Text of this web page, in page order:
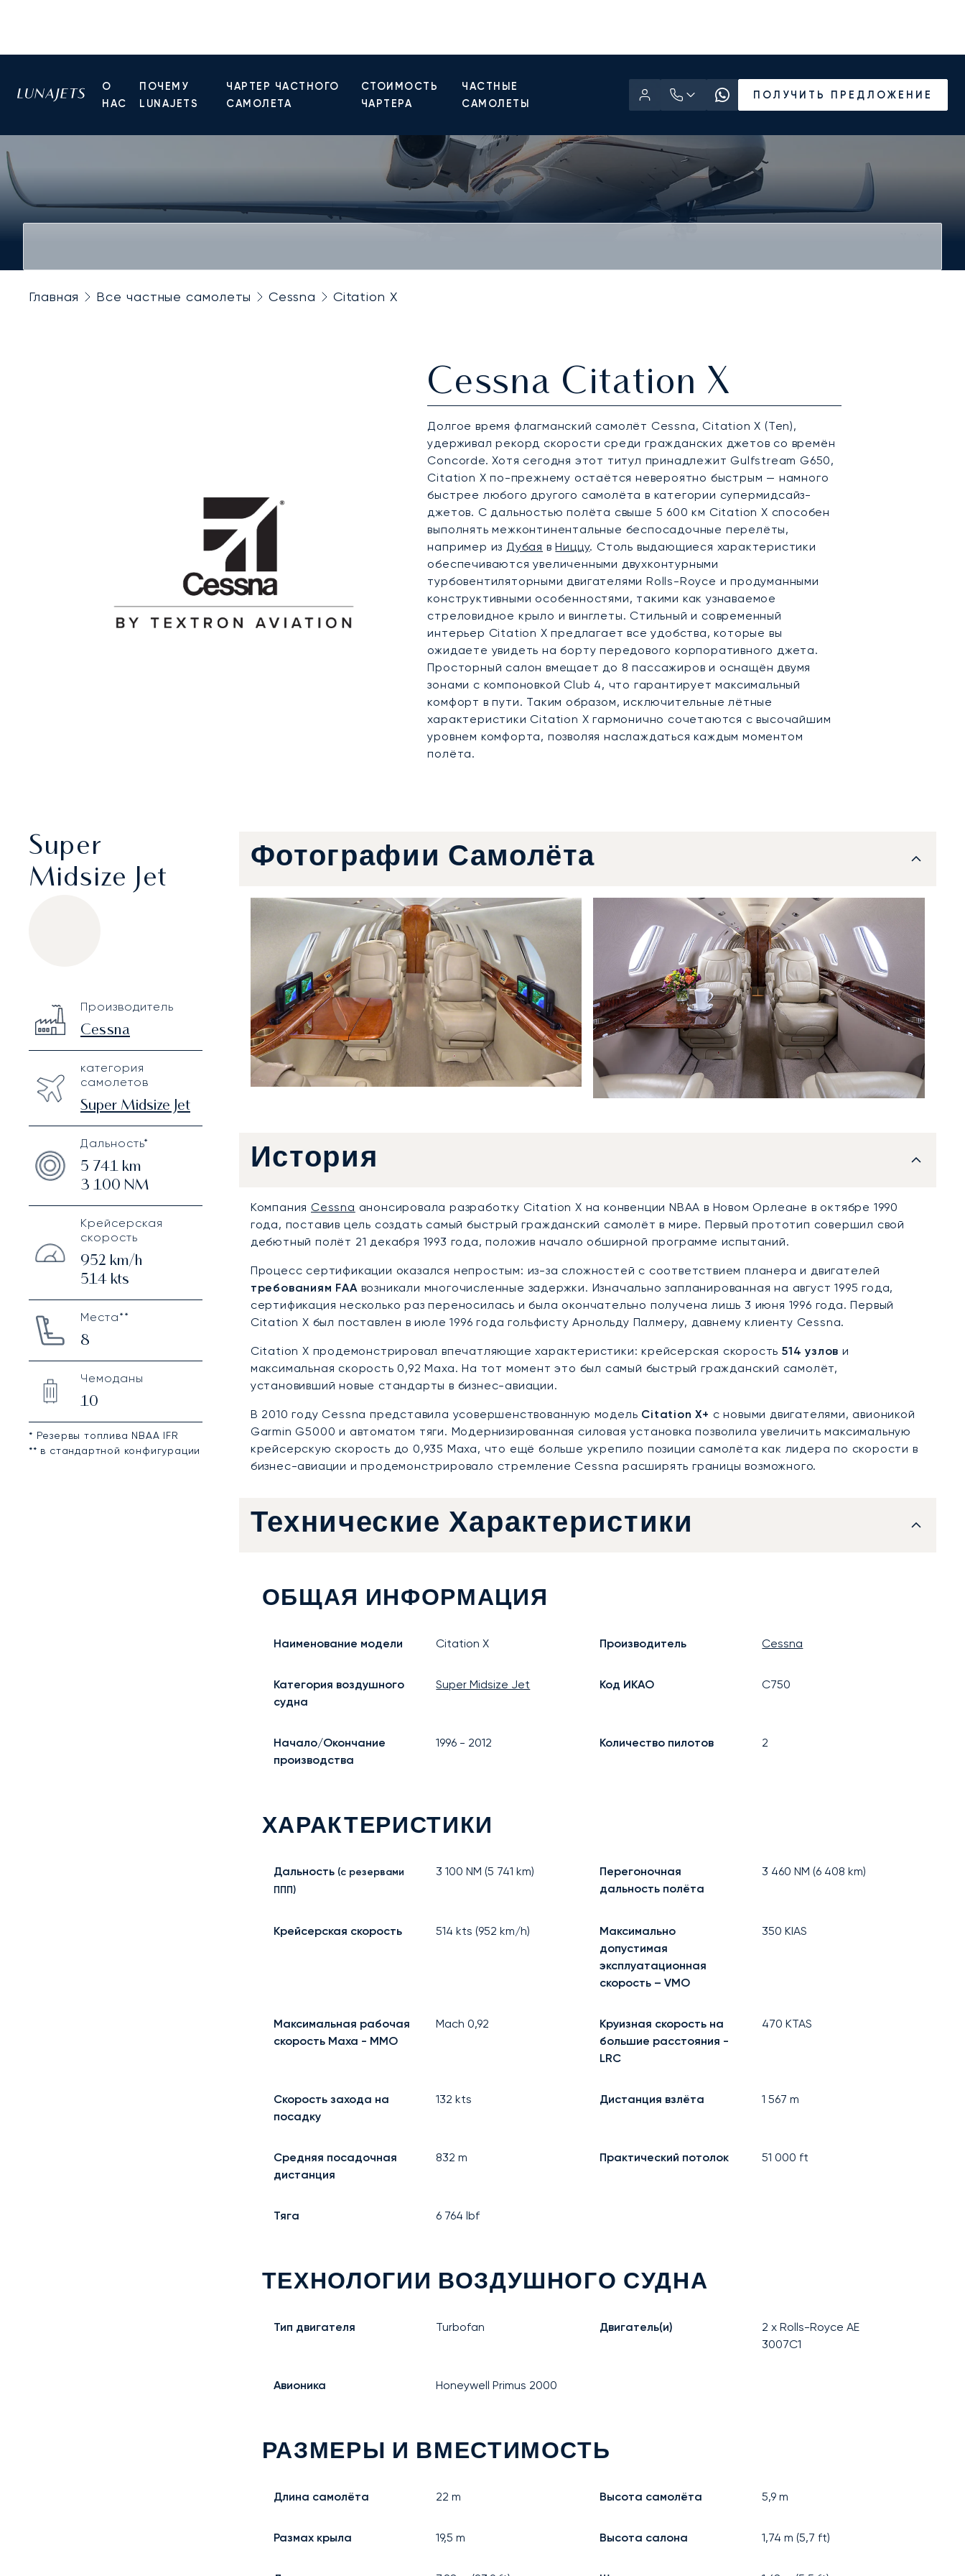
О
НАС
ПОЧЕМУ
LUNAJETS
ЧАРТЕР ЧАСТНОГО
САМОЛЕТА
СТОИМОСТЬ
ЧАРТЕРА
ЧАСТНЫЕ
САМОЛЕТЫ
ПОЛУЧИТЬ ПРЕДЛОЖЕНИЕ
Главная Все частные самолеты Cessna Citation X
Cessna Citation X
Долгое время флагманский самолёт Cessna, Citation X (Ten),
удерживал рекорд скорости среди гражданских джетов со времён
Concorde. Хотя сегодня этот титул принадлежит Gulfstream G650,
Citation X по-прежнему остаётся невероятно быстрым — намного
быстрее любого другого самолёта в категории супермидсайз-
джетов. С дальностью полёта свыше 5 600 км Citation X способен
выполнять межконтинентальные беспосадочные перелёты,
например изДубая вНиццу. Столь выдающиеся характеристики
обеспечиваются увеличенными двухконтурными
турбовентиляторными двигателями Rolls-Royce и продуманными
конструктивными особенностями, такими как узнаваемое
стреловидное крыло и винглеты. Стильный и современный
интерьер Citation X предлагает все удобства, которые вы
ожидаете увидеть на борту передового корпоративного джета.
Просторный салон вмещает до 8 пассажиров и оснащён двумя
зонами с компоновкой Club 4, что гарантирует максимальный
комфорт в пути. Таким образом, исключительные лётные
характеристики Citation X гармонично сочетаются с высочайшим
уровнем комфорта, позволяя наслаждаться каждым моментом
полёта.
Super
Midsize Jet
Technical specifications
Производитель
Cessna
категория
самолетов
Super Midsize Jet
Дальность*
5 741 km
3 100 NM
Крейсерская
скорость
952 km/h
514 kts
Места**
8
Чемоданы
10
* Резервы топлива NBAA IFR
** в стандартной конфигурации
Фотографии Самолёта
История
Компания Cessna анонсировала разработку Citation X на конвенции NBAA в Новом Орлеане в октябре 1990
года, поставив цель создать самый быстрый гражданский самолёт в мире. Первый прототип совершил свой
дебютный полёт 21 декабря 1993 года, положив начало обширной программе испытаний.
Процесс сертификации оказался непростым: из-за сложностей с соответствием планера и двигателей
требованиям FAA возникали многочисленные задержки. Изначально запланированная на август 1995 года,
сертификация несколько раз переносилась и была окончательно получена лишь 3 июня 1996 года. Первый
Citation X был поставлен в июле 1996 года гольфисту Арнольду Палмеру, давнему клиенту Cessna.
Citation X продемонстрировал впечатляющие характеристики: крейсерская скорость 514 узлов и
максимальная скорость 0,92 Маха. На тот момент это был самый быстрый гражданский самолёт,
установивший новые стандарты в бизнес-авиации.
В 2010 году Cessna представила усовершенствованную модель Citation X+ с новыми двигателями, авионикой
Garmin G5000 и автоматом тяги. Модернизированная силовая установка позволила увеличить максимальную
крейсерскую скорость до 0,935 Маха, что ещё больше укрепило позиции самолёта как лидера по скорости в
бизнес-авиации и продемонстрировало стремление Cessna расширять границы возможного.
Технические Характеристики
ОБЩАЯ ИНФОРМАЦИЯ
Наименование модели Citation X Производитель Cessna
Категория воздушного
судна
Super Midsize Jet Код ИКАО C750
Начало/Окончание
производства
1996 - 2012 Количество пилотов 2
ХАРАКТЕРИСТИКИ
Дальность(с резервами
ППП)
3 100 NM (5 741 km)
Перегоночная
дальность полёта
3 460 NM (6 408 km)
Крейсерская скорость 514 kts (952 km/h)
Максимально
допустимая
эксплуатационная
скорость – VMO
350 KIAS
Максимальная рабочая
скорость Маха - MMO
Mach0,92
Круизная скорость на
большие расстояния -
LRC
470 KTAS
Скорость захода на
посадку
132 kts Дистанция взлёта 1 567 m
Средняя посадочная
дистанция
832 m Практический потолок 51 000 ft
Тяга 6 764 lbf
ТЕХНОЛОГИИ ВОЗДУШНОГО СУДНА
Тип двигателя Turbofan Двигатель(и)
2 x Rolls-Royce AE
3007C1
Авионика Honeywell Primus 2000
РАЗМЕРЫ И ВМЕСТИМОСТЬ
Длина самолёта 22 m Высота самолёта 5,9 m
Размах крыла 19,5 m Высота салона 1,74 m (5,7 ft)